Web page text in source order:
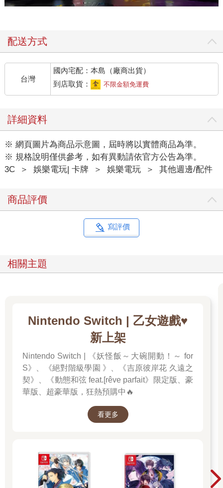
配送方式
台灣
國內宅配：本島（廠商出貨）
到店取貨：
不限金額免運費
詳細資料
※ 網頁圖片為商品示意圖，屆時將以實體商品為準。
※ 規格說明僅供參考，如有異動請依官方公告為準。
3C
＞ 娛樂電玩| 卡牌 ＞ 娛樂電玩 ＞ 其他週邊/配件
商品評價
寫評價
相關主題
Nintendo Switch | 乙女遊戲♥️
新上架
Nintendo Switch | 《妖怪飯～大碗開動！～ for
S》、《絕對階級學園 》、《吉原彼岸花 久遠之
契》、《動態和弦 feat.[rêve parfait》限定版、豪
華版、超豪華版，狂熱預購中🔥
看更多